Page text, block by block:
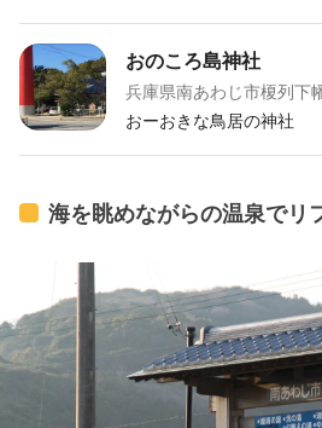
おのころ島神社
兵庫県南あわじ市榎列下
おーおきな鳥居の神社
海を眺めながらの温泉でリ